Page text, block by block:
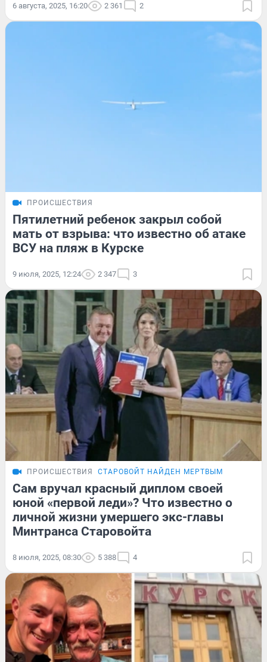
6 августа, 2025, 16:20 2 361 2
ПРОИСШЕСТВИЯ
Пятилетний ребенок закрыл собой
мать от взрыва: что известно об атаке
ВСУ на пляж в Курске
9 июля, 2025, 12:24 2 347 3
ПРОИСШЕСТВИЯ СТАРОВОЙТ НАЙДЕН МЕРТВЫМ
Сам вручал красный диплом своей
юной «первой леди»? Что известно о
личной жизни умершего экс-главы
Минтранса Старовойта
8 июля, 2025, 08:30 5 388 4